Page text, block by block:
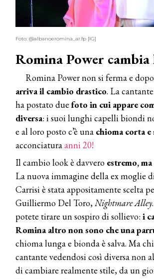
Foto: @albanoeromina_ar.fp [IG]
Romina Power
Romina Power non si ferma e
arriva il cambio drastico. La
ha postato due foto in cui appare
diversa: i suoi lunghi capelli biondi
e al loro posto c’è una chioma corta e
acconciaturaanni 20!
Il cambio look è davvero estremo,
La nuova immagine della ex moglie
Carrisi è stata appositamente scelta
Guilliermo Del Toro,Nightmare Alley
potete tirare un sospiro di sollievo: i
Romina altro non sono che una
chioma lunga e bionda è salva. Ma
cantante vedendosi così diversa non
di cambiare realmente stile, da un